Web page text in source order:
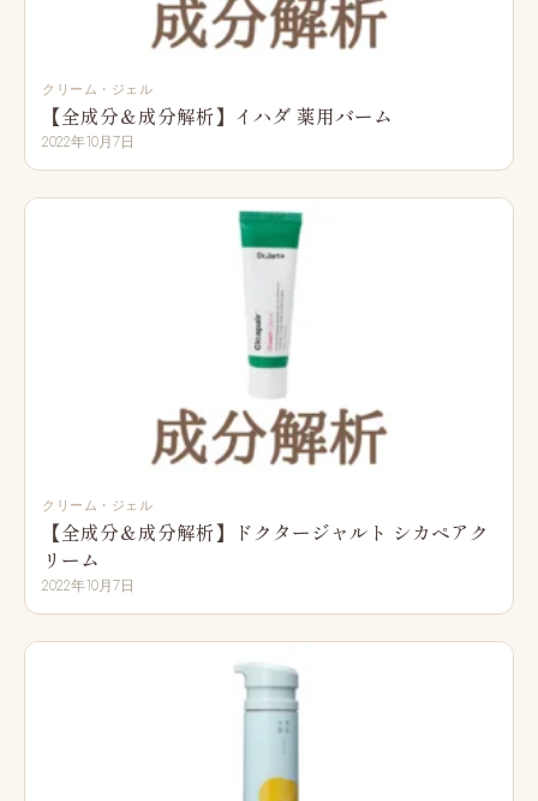
クリーム・ジェル
【全成分＆成分解析】イハダ 薬用バーム
2022年10月7日
クリーム・ジェル
【全成分＆成分解析】ドクタージャルト シカペアク
リーム
2022年10月7日